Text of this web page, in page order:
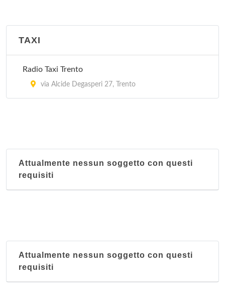
TAXI
Radio Taxi Trento
via Alcide Degasperi 27, Trento
Attualmente nessun soggetto con questi
requisiti
Attualmente nessun soggetto con questi
requisiti